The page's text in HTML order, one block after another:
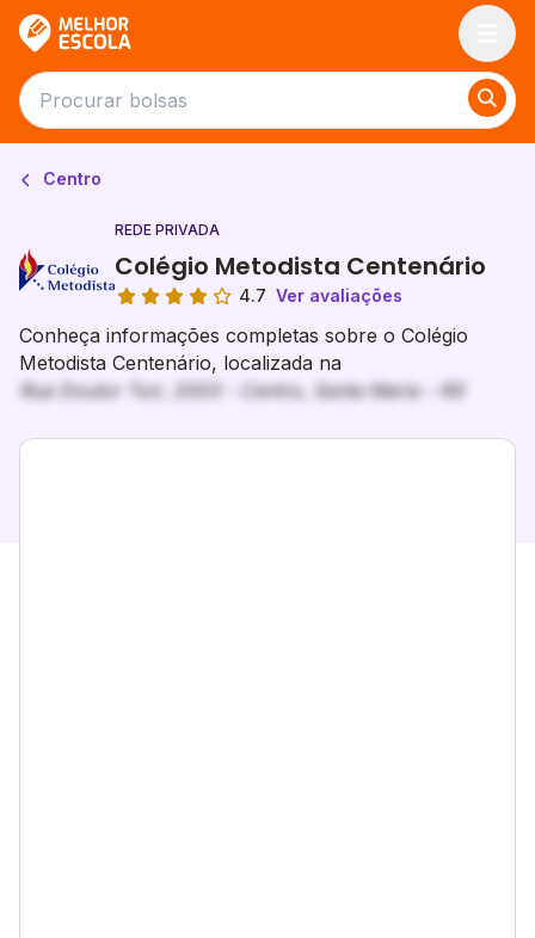
Centro
REDE PRIVADA
Colégio Metodista Centenário
4.7 Ver avaliações
Conheça informações completas sobre o Colégio
Metodista Centenário, localizada na
Rua Doutor Turi, 2003 - Centro, Santa Maria - RS